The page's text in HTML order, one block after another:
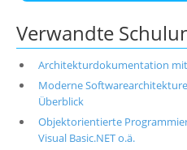
Verwandte
Architekturdokumentation
Moderne
Überblick
Objektorientierte
Visual Basic.NET o.ä.